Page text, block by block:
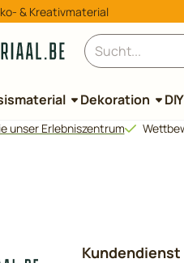
wählen oder alle
& Kreativmaterial
Suche
Dekoration
unser Erlebniszentrum
Kundendienst